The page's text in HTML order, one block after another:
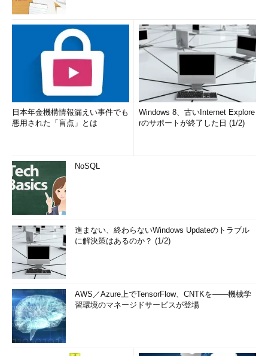
日本年金機構情報漏えい事件でも
悪用された「盲点」とは
Windows 8、古いInternet Explore
rのサポートが終了した日 (1/2)
NoSQL
進まない、終わらないWindows Updateのトラブル
に解決策はあるのか？ (1/2)
AWS／Azure上でTensorFlow、CNTKを――機械学
習環境のマネージドサービスが登場